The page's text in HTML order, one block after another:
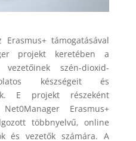
Erasmus+ támogatásával
projekt keretében a
szén-dioxid-
készségeit és
E projekt részeként
Erasmus+
többnyelvű, online
és vezetők számára. A